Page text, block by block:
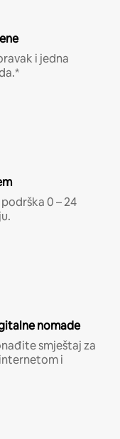
i jedna
0 – 24
nomade
smještaj za
i